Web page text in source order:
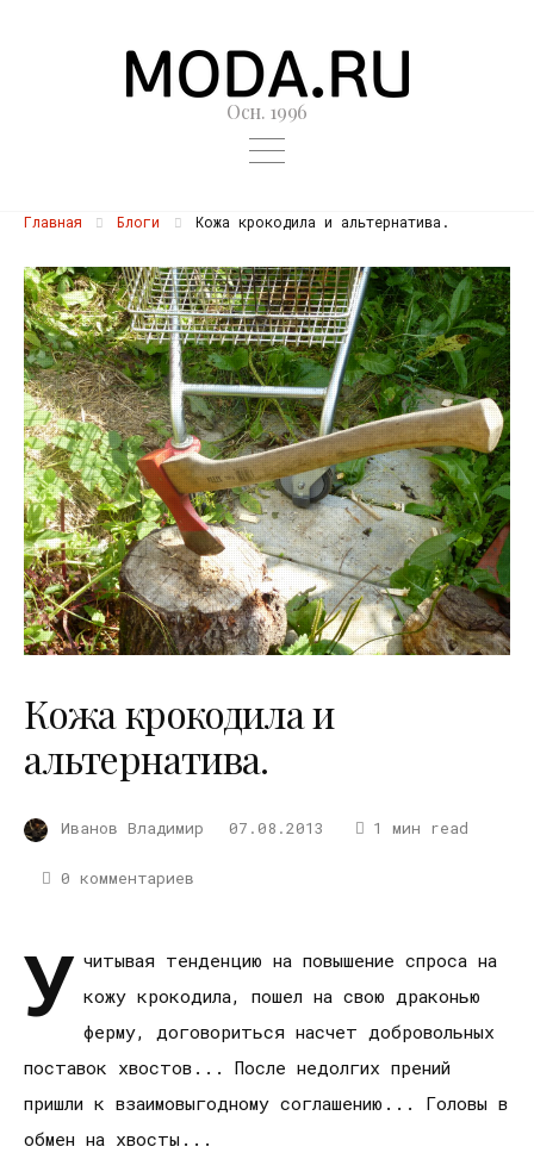
Осн. 1996
Главная Блоги Кожа крокодила и альтернатива.
Кожа крокодила и
альтернатива.
Иванов Владимир 07.08.2013 1 мин read
0 комментариев
У читывая тенденцию на повышение спроса на
кожу крокодила, пошел на свою драконью
ферму, договориться насчет добровольных
поставок хвостов... После недолгих прений
пришли к взаимовыгодному соглашению... Головы в
обмен на хвосты...